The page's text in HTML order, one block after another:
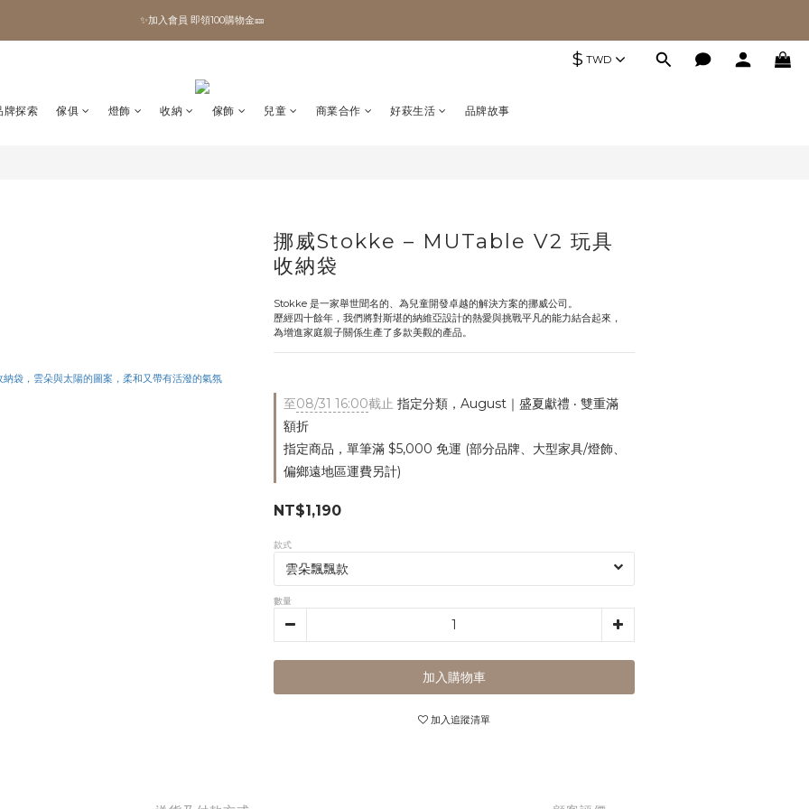
✨加入會員 即領100購物金🎫
✨加入會員 即領100購物金🎫
$ TWD
牌探索 傢俱 燈飾 收納 傢飾 兒童 商業合作 好萩生活 品牌故事
挪威Stokke – MUTable V2 玩具
收納袋
Stokke 是一家舉世聞名的、為兒童開發卓越的解決方案的挪威公司。
歷經四十餘年，我們將對斯堪的納維亞設計的熱愛與挑戰平凡的能力結合起來，
為增進家庭親子關係生產了多款美觀的產品。
至08/31 16:00截止 指定分類，August｜盛夏獻禮 ‧ 雙重滿
額折
指定商品，單筆滿 $5,000 免運 (部分品牌、大型家具/燈飾、
偏鄉遠地區運費另計)
NT$1,190
款式
數量
加入購物車
加入追蹤清單